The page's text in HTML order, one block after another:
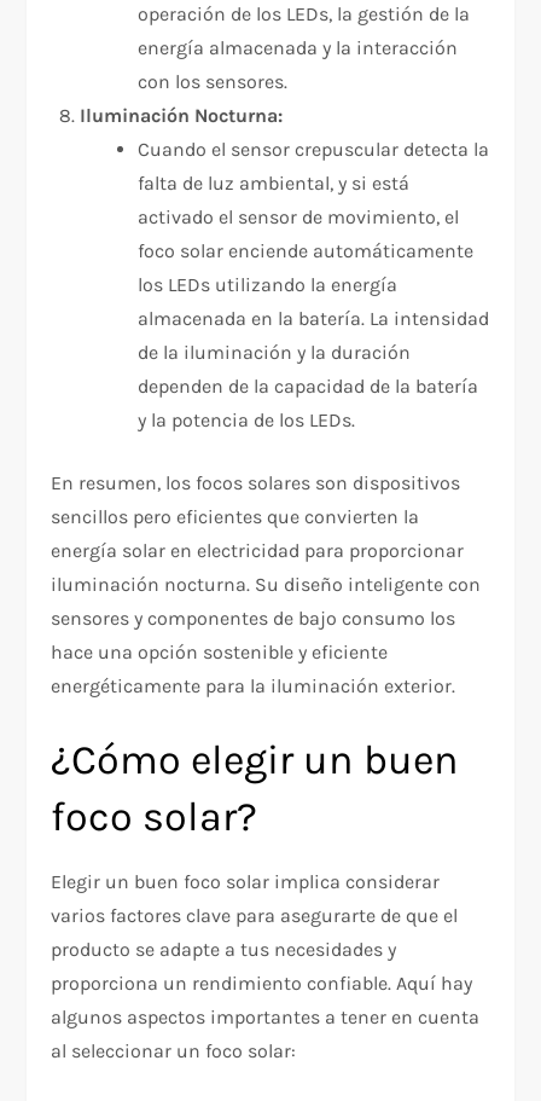
operación de los LEDs, la gestión de la
energía almacenada y la interacción
con los sensores.
Iluminación Nocturna:
Cuando el sensor crepuscular detecta la
falta de luz ambiental, y si está
activado el sensor de movimiento, el
foco solar enciende automáticamente
los LEDs utilizando la energía
almacenada en la batería. La intensidad
de la iluminación y la duración
dependen de la capacidad de la batería
y la potencia de los LEDs.
En resumen, los focos solares son dispositivos
sencillos pero eficientes que convierten la
energía solar en electricidad para proporcionar
iluminación nocturna. Su diseño inteligente con
sensores y componentes de bajo consumo los
hace una opción sostenible y eficiente
energéticamente para la iluminación exterior.
¿Cómo elegir un buen
foco solar?
Elegir un buen foco solar implica considerar
varios factores clave para asegurarte de que el
producto se adapte a tus necesidades y
proporciona un rendimiento confiable. Aquí hay
algunos aspectos importantes a tener en cuenta
al seleccionar un foco solar: